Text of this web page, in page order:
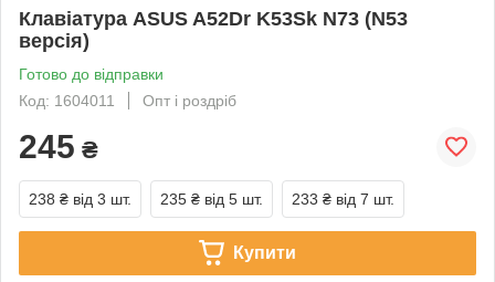
Клавіатура ASUS A52Dr K53Sk N73 (N53
версія)
Готово до відправки
Код: 1604011
Опт і роздріб
245 ₴
238 ₴ від 3 шт. 235 ₴ від 5 шт. 233 ₴ від 7 шт.
Купити